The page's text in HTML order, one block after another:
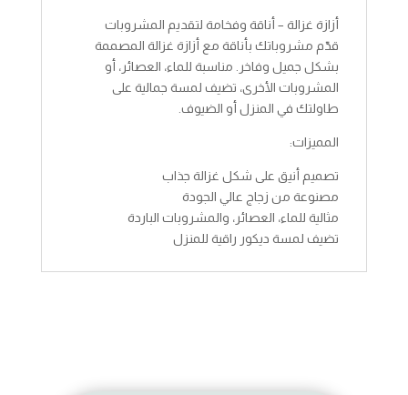
أزازة غزالة – أناقة وفخامة لتقديم المشروبات
قدّم مشروباتك بأناقة مع أزازة غزالة المصممة
بشكل جميل وفاخر. مناسبة للماء، العصائر، أو
المشروبات الأخرى، تضيف لمسة جمالية على
طاولتك في المنزل أو الضيوف.
المميزات:
تصميم أنيق على شكل غزالة جذاب
مصنوعة من زجاج عالي الجودة
مثالية للماء، العصائر، والمشروبات الباردة
تضيف لمسة ديكور راقية للمنزل